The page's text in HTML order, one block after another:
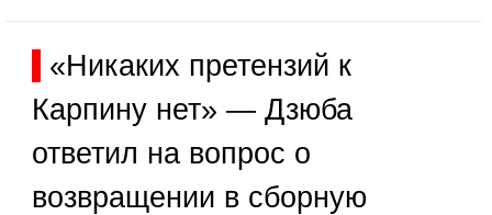
«Никаких претензий к
Карпину нет» — Дзюба
ответил на вопрос о
возвращении в сборную